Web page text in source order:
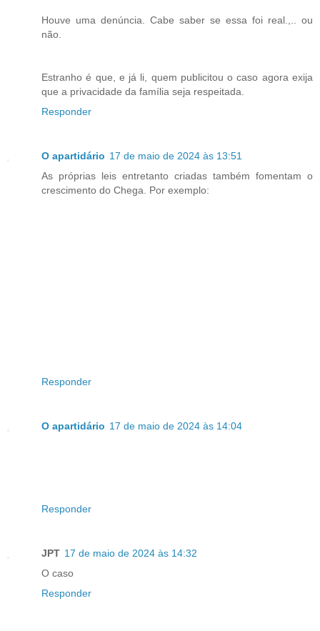
Houve uma denúncia. Cabe saber se essa foi real.,.. ou
não.
Estranho é que, e já li, quem publicitou o caso agora exija
que a privacidade da família seja respeitada.
Responder
O apartidário 17 de maio de 2024 às 13:51
As próprias leis entretanto criadas também fomentam o
crescimento do Chega. Por exemplo:
Responder
O apartidário 17 de maio de 2024 às 14:04
Responder
JPT 17 de maio de 2024 às 14:32
O caso
Responder